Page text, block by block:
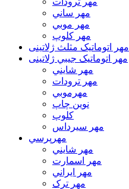
مهر ساني
مهر موبي
مهر كلوپ
مهر اتوماتیک مثلث ژلاتینی
مهر اتوماتیک جيبي ژلاتینی
مهر شايني
مهر ترودات
مهرموبي
نوين چاپ
کلوپ
مهر سيرداس
مهرپرسي
مهر شايني
مهر اسمارت
مهر ايراني
مهر ترک